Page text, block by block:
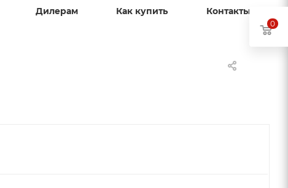
Дилерам Как купить Контакты
0